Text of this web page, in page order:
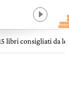
libri consigliati da